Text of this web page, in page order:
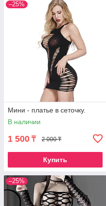
–25%
Мини - платье в сеточку.
В наличии
1 500 ₸ 2 000 ₸
Купить
–25%